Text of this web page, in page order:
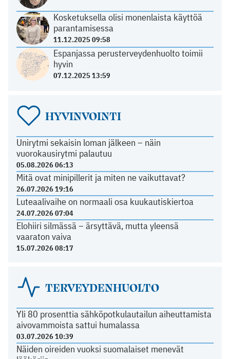
Kosketuksella olisi monenlaista käyttöä
parantamisessa
11.12.2025 09:58
Espanjassa perusterveydenhuolto toimii
hyvin
07.12.2025 13:59
HYVINVOINTI
Unirytmi sekaisin loman jälkeen – näin
vuorokausirytmi palautuu
05.08.2026 06:13
Mitä ovat minipillerit ja miten ne vaikuttavat?
26.07.2026 19:16
Luteaalivaihe on normaali osa kuukautiskiertoa
24.07.2026 07:04
Elohiiri silmässä – ärsyttävä, mutta yleensä
vaaraton vaiva
15.07.2026 08:17
TERVEYDENHUOLTO
Yli 80 prosenttia sähköpotkulautailun aiheuttamista
aivovammoista sattui humalassa
03.07.2026 10:39
Näiden oireiden vuoksi suomalaiset menevät